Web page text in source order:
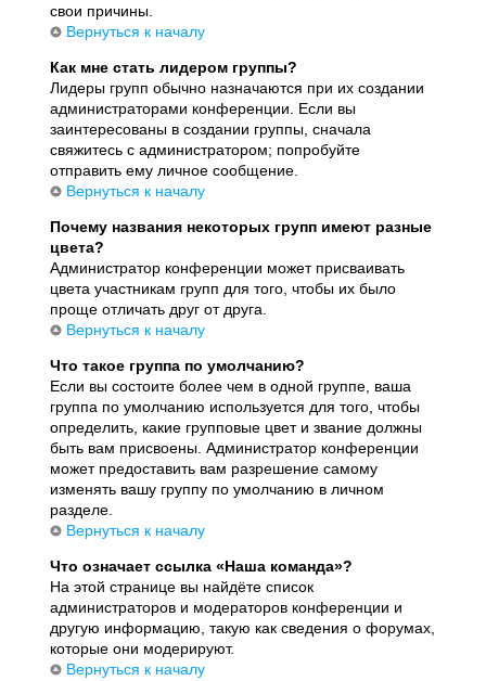
свои причины.
Вернуться к началу
Как мне стать лидером группы?
Лидеры групп обычно назначаются при их создании
администраторами конференции. Если вы
заинтересованы в создании группы, сначала
свяжитесь с администратором; попробуйте
отправить ему личное сообщение.
Вернуться к началу
Почему названия некоторых групп имеют разные
цвета?
Администратор конференции может присваивать
цвета участникам групп для того, чтобы их было
проще отличать друг от друга.
Вернуться к началу
Что такое группа по умолчанию?
Если вы состоите более чем в одной группе, ваша
группа по умолчанию используется для того, чтобы
определить, какие групповые цвет и звание должны
быть вам присвоены. Администратор конференции
может предоставить вам разрешение самому
изменять вашу группу по умолчанию в личном
разделе.
Вернуться к началу
Что означает ссылка «Наша команда»?
На этой странице вы найдёте список
администраторов и модераторов конференции и
другую информацию, такую как сведения о форумах,
которые они модерируют.
Вернуться к началу